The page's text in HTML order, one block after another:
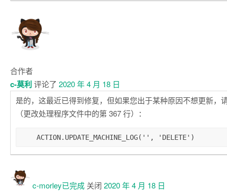
合作者
c-莫利评论了 2020 年 4 月 18 日
是的，这最近已得到修复，但如果您出于某种原因不想更新，
（更改处理程序文件中的第 367 行）：
c-morley已完成 关闭 2020 年 4 月 18 日